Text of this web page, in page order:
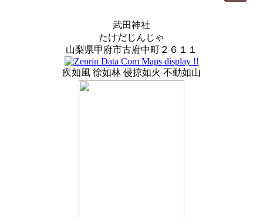
武田神社
たけだじんじゃ
山梨県甲府市古府中町２６１１
疾如風 徐如林 侵掠如火 不動如山